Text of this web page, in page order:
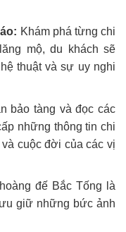
Khám phá từng chi
mộ, du khách sẽ
thuật và sự uy nghi
bảo tàng và đọc các
những thông tin chi
cuộc đời của các vị
đế Bắc Tống là
giữ những bức ảnh